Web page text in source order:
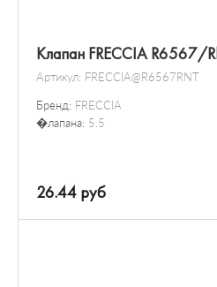
Клапан FRECCIA R6567/
Артикул: FRECCIA@R6567RNT
Бренд: FRECCIA
�лапана: 5.5
26.44 руб